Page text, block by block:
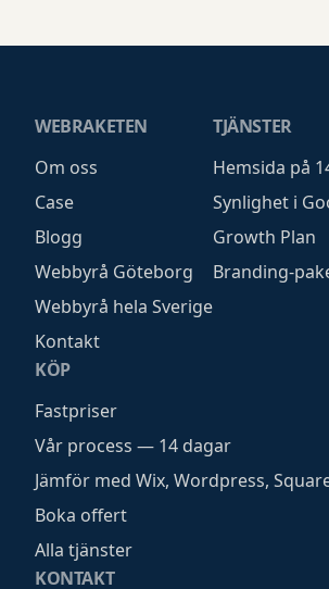
WEBRAKETEN
Om oss
Case
Blogg
Webbyrå Göteborg
Webbyrå hela Sverige
Kontakt
TJÄNSTER
Hemsida på
Synlighet i
Growth Plan
Branding-
KÖP
Fastpriser
Vår process — 14 dagar
Jämför med Wix, Wordpress,
Boka offert
Alla tjänster
KONTAKT